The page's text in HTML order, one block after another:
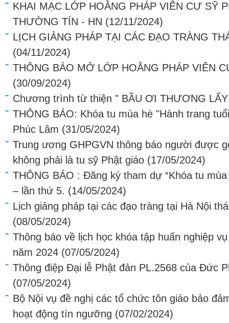
KHAI MẠC LỚP HOẰNG PHÁP VIÊN CƯ SỸ
THƯỜNG TÍN - HN (12/11/2024)
LỊCH GIẢNG PHÁP TẠI CÁC ĐẠO TRÀNG
(04/11/2024)
THÔNG BÁO MỞ LỚP HOẰNG PHÁP VIÊN
(30/09/2024)
Chương trình từ thiện " BẦU ƠI THƯƠNG
THÔNG BÁO: Khóa tu mùa hè "Hành trang
Phúc Lâm (31/05/2024)
Trung ương GHPGVN thông báo người được
không phải là tu sỹ Phật giáo (17/05/2024)
THÔNG BÁO : Đăng ký tham dự “Khóa tu
– lần thứ 5. (14/05/2024)
Lịch giảng pháp tại các đạo tràng tại Hà Nội
(08/05/2024)
Thông báo về lịch học khóa tập huấn nghiệp
năm 2024 (07/05/2024)
Thông điệp Đại lễ Phật đản PL.2568 của Đức
(07/05/2024)
Bộ Nội vụ đề nghị các tổ chức tôn giáo bảo
hoạt động tín ngưỡng (07/02/2024)